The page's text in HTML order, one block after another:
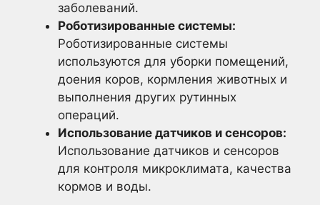
заболеваний.
Роботизированные системы:
Роботизированные системы
используются для уборки помещений,
доения коров, кормления животных и
выполнения других рутинных
операций.
Использование датчиков и сенсоров:
Использование датчиков и сенсоров
для контроля микроклимата, качества
кормов и воды.